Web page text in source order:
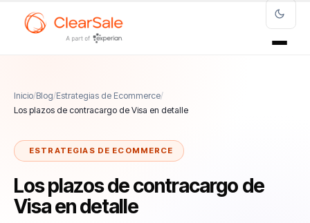
Inicio/Blog/Estrategias de Ecommerce/
Los plazos de contracargo de Visa en detalle
ESTRATEGIAS DE ECOMMERCE
Los plazos de contracargo de
Visa en detalle